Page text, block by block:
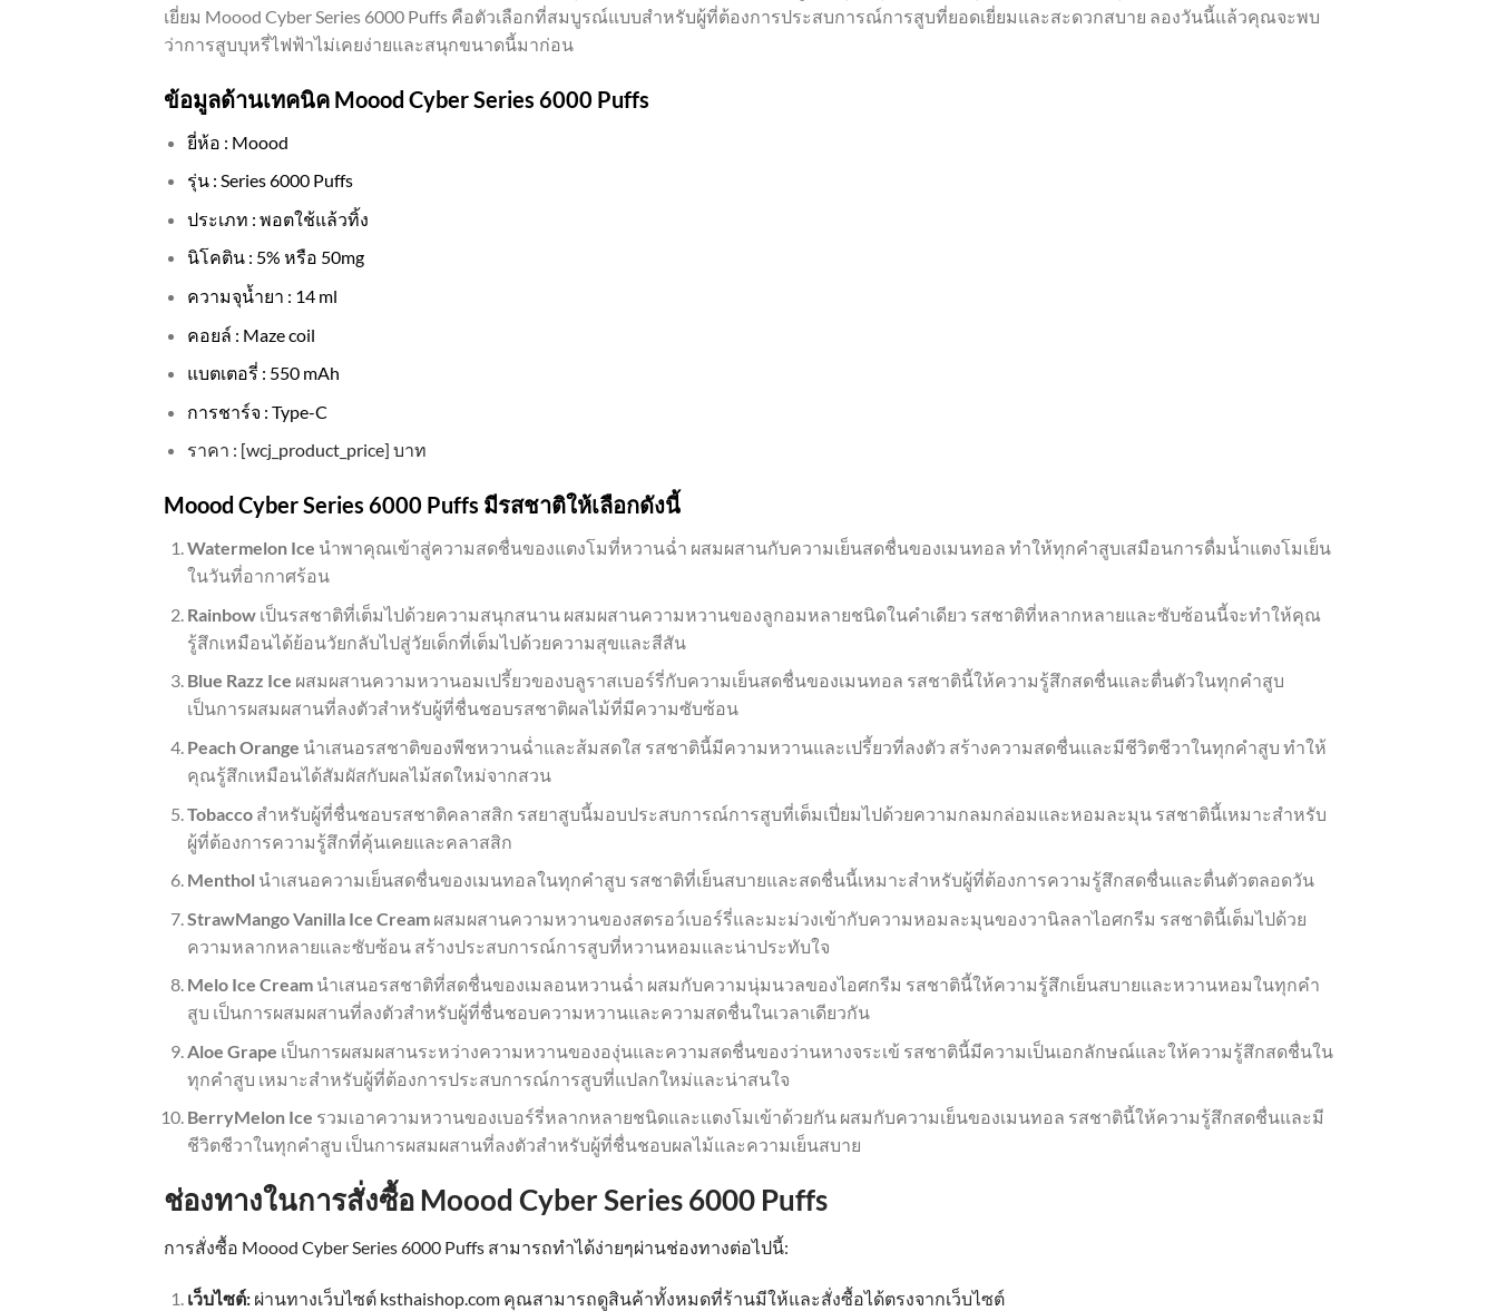
เยี่ยม Moood Cyber Series 6000 Puffs คือตัวเลือกที่สมบูรณ์แบบสำหรับผู้ที่ต้องการประสบการณ์การสูบที่ยอดเยี่ยมและสะดวกสบาย ลองวันนี้แล้วคุณจะพบ
ว่าการสูบบุหรี่ไฟฟ้าไม่เคยง่ายและสนุกขนาดนี้มาก่อน
ข้อมูลด้านเทคนิค Moood Cyber Series 6000 Puffs
ยี่ห้อ : Moood
รุ่น : Series 6000 Puffs
ประเภท : พอตใช้แล้วทิ้ง
นิโคติน : 5% หรือ 50mg
ความจุน้ำยา : 14 ml
คอยล์ : Maze coil
แบตเตอรี่ : 550 mAh
การชาร์จ : Type-C
ราคา : [wcj_product_price] บาท
Moood Cyber Series 6000 Puffs มีรสชาติให้เลือกดังนี้
Watermelon Ice นำพาคุณเข้าสู่ความสดชื่นของแตงโมที่หวานฉ่ำ ผสมผสานกับความเย็นสดชื่นของเมนทอล ทำให้ทุกคำสูบเสมือนการดื่มน้ำแตงโมเย็น
ในวันที่อากาศร้อน
Rainbowเป็นรสชาติที่เต็มไปด้วยความสนุกสนาน ผสมผสานความหวานของลูกอมหลายชนิดในคำเดียว รสชาติที่หลากหลายและซับซ้อนนี้จะทำให้คุณ
รู้สึกเหมือนได้ย้อนวัยกลับไปสู่วัยเด็กที่เต็มไปด้วยความสุขและสีสัน
Blue Razz Ice ผสมผสานความหวานอมเปรี้ยวของบลูราสเบอร์รี่กับความเย็นสดชื่นของเมนทอล รสชาตินี้ให้ความรู้สึกสดชื่นและตื่นตัวในทุกคำสูบ
เป็นการผสมผสานที่ลงตัวสำหรับผู้ที่ชื่นชอบรสชาติผลไม้ที่มีความซับซ้อน
Peach Orange นำเสนอรสชาติของพีชหวานฉ่ำและส้มสดใส รสชาตินี้มีความหวานและเปรี้ยวที่ลงตัว สร้างความสดชื่นและมีชีวิตชีวาในทุกคำสูบ ทำให้
คุณรู้สึกเหมือนได้สัมผัสกับผลไม้สดใหม่จากสวน
Tobaccoสำหรับผู้ที่ชื่นชอบรสชาติคลาสสิก รสยาสูบนี้มอบประสบการณ์การสูบที่เต็มเปี่ยมไปด้วยความกลมกล่อมและหอมละมุน รสชาตินี้เหมาะสำหรับ
ผู้ที่ต้องการความรู้สึกที่คุ้นเคยและคลาสสิก
Menthol นำเสนอความเย็นสดชื่นของเมนทอลในทุกคำสูบ รสชาติที่เย็นสบายและสดชื่นนี้เหมาะสำหรับผู้ที่ต้องการความรู้สึกสดชื่นและตื่นตัวตลอดวัน
StrawMango Vanilla Ice Creamผสมผสานความหวานของสตรอว์เบอร์รี่และมะม่วงเข้ากับความหอมละมุนของวานิลลาไอศกรีม รสชาตินี้เต็มไปด้วย
ความหลากหลายและซับซ้อน สร้างประสบการณ์การสูบที่หวานหอมและน่าประทับใจ
Melo Ice Creamนำเสนอรสชาติที่สดชื่นของเมลอนหวานฉ่ำ ผสมกับความนุ่มนวลของไอศกรีม รสชาตินี้ให้ความรู้สึกเย็นสบายและหวานหอมในทุกคำ
สูบ เป็นการผสมผสานที่ลงตัวสำหรับผู้ที่ชื่นชอบความหวานและความสดชื่นในเวลาเดียวกัน
Aloe Grape เป็นการผสมผสานระหว่างความหวานขององุ่นและความสดชื่นของว่านหางจระเข้ รสชาตินี้มีความเป็นเอกลักษณ์และให้ความรู้สึกสดชื่นใน
ทุกคำสูบ เหมาะสำหรับผู้ที่ต้องการประสบการณ์การสูบที่แปลกใหม่และน่าสนใจ
BerryMelon Ice รวมเอาความหวานของเบอร์รี่หลากหลายชนิดและแตงโมเข้าด้วยกัน ผสมกับความเย็นของเมนทอล รสชาตินี้ให้ความรู้สึกสดชื่นและมี
ชีวิตชีวาในทุกคำสูบ เป็นการผสมผสานที่ลงตัวสำหรับผู้ที่ชื่นชอบผลไม้และความเย็นสบาย
ช่องทางในการสั่งซื้อ Moood Cyber Series 6000 Puffs
การสั่งซื้อ Moood Cyber Series 6000 Puffs สามารถทำได้ง่ายๆผ่านช่องทางต่อไปนี้:
เว็บไซต์:ผ่านทางเว็บไซต์ ksthaishop.com คุณสามารถดูสินค้าทั้งหมดที่ร้านมีให้และสั่งซื้อได้ตรงจากเว็บไซต์